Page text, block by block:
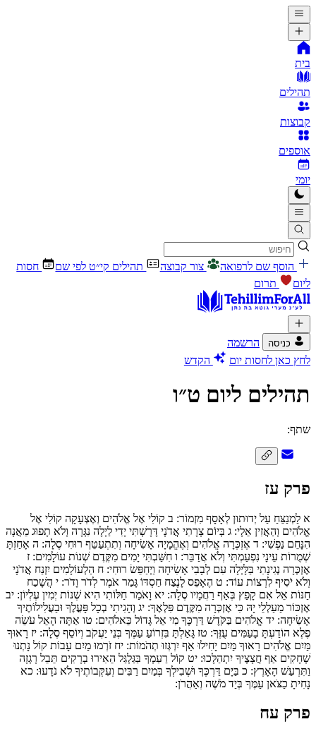
בית
תהילים
קבוצות
אוספים
יומי
הוסף שם לרפואה צור קבוצה תהילים קי״ט לפי שם
חסות
ליום
תרום
כניסה
הרשמה
לחץ כאן לחסות יום
הקדש
תהילים ליום ט״ו
שתף:
פרק עז
א לַמְנַצֵּחַ עַל יְדוּתוּן לְאָסָף מִזְמוֹר: ב קוֹלִי אֶל אֱלֹהִים וְאֶצְעָקָה קוֹלִי אֶל
אֱלֹהִים וְהַאֲזִין אֵלָי: ג בְּיוֹם צָרָתִי אֲדֹנָי דָּרָשְׁתִּי יָדִי לַיְלָה נִגְּרָה וְלֹא תָפוּג מֵאֲנָה
הִנָּחֵם נַפְשִׁי: ד אֶזְכְּרָה אֱלֹהִים וְאֶהֱמָיָה אָשִׂיחָה וְתִתְעַטֵּף רוּחִי סֶלָה: ה אָחַזְתָּ
שְׁמֻרוֹת עֵינָי נִפְעַמְתִּי וְלֹא אֲדַבֵּר: ו חִשַּׁבְתִּי יָמִים מִקֶּדֶם שְׁנוֹת עוֹלָמִים: ז
אֶזְכְּרָה נְגִינָתִי בַּלָּיְלָה עִם לְבָבִי אָשִׂיחָה וַיְחַפֵּשׂ רוּחִי: ח הַלְעוֹלָמִים יִזְנַח אֲדֹנָי
וְלֹא יֹסִיף לִרְצוֹת עוֹד: ט הֶאָפֵס לָנֶצַח חַסְדּוֹ גָּמַר אֹמֶר לְדֹר וָדֹר: י הֲשָׁכַח
חַנּוֹת אֵל אִם קָפַץ בְּאַף רַחֲמָיו סֶלָה: יא וָאֹמַר חַלּוֹתִי הִיא שְׁנוֹת יְמִין עֶלְיוֹן: יב
אֶזְכּוֹר מַעַלְלֵי יָהּ כִּי אֶזְכְּרָה מִקֶּדֶם פִּלְאֶךָ: יג וְהָגִיתִי בְכָל פָּעֳלֶךָ וּבַעֲלִילוֹתֶיךָ
אָשִׂיחָה: יד אֱלֹהִים בַּקֹּדֶשׁ דַּרְכֶּךָ מִי אֵל גָּדוֹל כֵּאלֹהִים: טו אַתָּה הָאֵל עֹשֵׂה
פֶלֶא הוֹדַעְתָּ בָעַמִּים עֻזֶּךָ: טז גָּאַלְתָּ בִּזְרוֹעַ עַמֶּךָ בְּנֵי יַעֲקֹב וְיוֹסֵף סֶלָה: יז רָאוּךָ
מַּיִם אֱלֹהִים רָאוּךָ מַּיִם יָחִילוּ אַף יִרְגְּזוּ תְהֹמוֹת: יח זֹרְמוּ מַיִם עָבוֹת קוֹל נָתְנוּ
שְׁחָקִים אַף חֲצָצֶיךָ יִתְהַלָּכוּ: יט קוֹל רַעַמְךָ בַּגַּלְגַּל הֵאִירוּ בְרָקִים תֵּבֵל רָגְזָה
וַתִּרְעַשׁ הָאָרֶץ: כ בַּיָּם דַּרְכֶּךָ וּשְׁבִילְךָ בְּמַיִם רַבִּים וְעִקְּבוֹתֶיךָ לֹא נֹדָעוּ: כא
נָחִיתָ כַצֹּאן עַמֶּךָ בְּיַד מֹשֶׁה וְאַהֲרֹן:
פרק עח